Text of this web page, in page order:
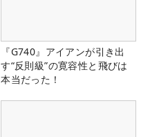
『G740』アイアンが引き出
す“反則級”の寛容性と飛びは
本当だった！